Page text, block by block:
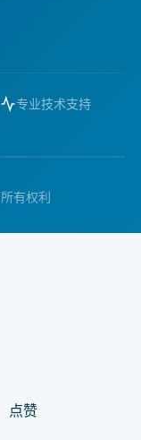
专业技术支持
有权利
点赞